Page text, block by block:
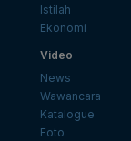
Istilah
Ekonomi
Video
News
Wawancara
Katalogue
Foto